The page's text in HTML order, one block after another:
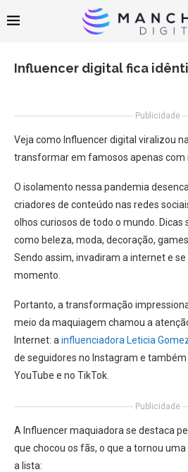
Influencer digital fica
Publicidade
Veja como Influencer digital viralizou
transformar em famosos apenas com
O isolamento nessa pandemia
criadores de conteúdo nas redes
olhos curiosos de todo o mundo. Dicas
como beleza, moda, decoração,
Sendo assim, invadiram a internet e
momento.
Portanto, a transformação
meio da maquiagem chamou a
Internet: a influenciadora Leticia
de seguidores no Instagram e
YouTube e no TikTok.
Publicidade
A Influencer maquiadora se destaca
que chocou os fãs, o que a tornou
a lista: